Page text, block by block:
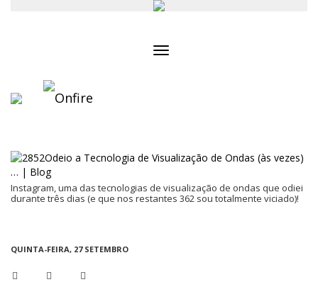
Instagram, uma das tecnologias de visualização de ondas que odiei
durante três dias (e que nos restantes 362 sou totalmente viciado)!
QUINTA-FEIRA, 27 SETEMBRO